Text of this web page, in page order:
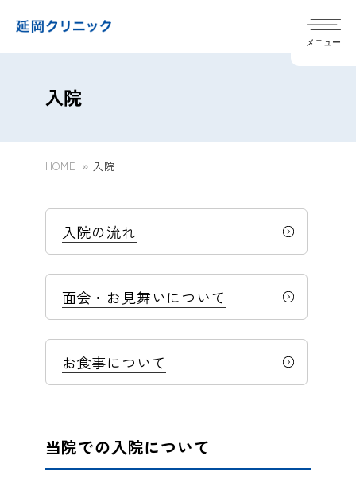
chevron_right クリニック概要
chevron_right 臨床研究に関するご案内
透析治療までの流れ
メニュー
入院
HOME 入院
入院の流れ
面会・お見舞いについて
お食事について
当院での入院について